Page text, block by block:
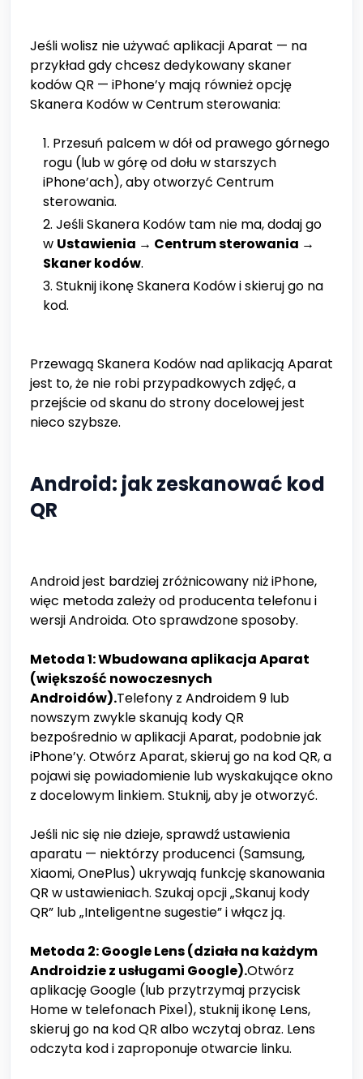
Jeśli wolisz nie używać aplikacji Aparat — na
przykład gdy chcesz dedykowany skaner
kodów QR — iPhone’y mają również opcję
Skanera Kodów w Centrum sterowania:
Przesuń palcem w dół od prawego górnego
rogu (lub w górę od dołu w starszych
iPhone’ach), aby otworzyć Centrum
sterowania.
Jeśli Skanera Kodów tam nie ma, dodaj go
w Ustawienia → Centrum sterowania →
Skaner kodów.
Stuknij ikonę Skanera Kodów i skieruj go na
kod.
Przewagą Skanera Kodów nad aplikacją Aparat
jest to, że nie robi przypadkowych zdjęć, a
przejście od skanu do strony docelowej jest
nieco szybsze.
Android: jak zeskanować kod
QR
Android jest bardziej zróżnicowany niż iPhone,
więc metoda zależy od producenta telefonu i
wersji Androida. Oto sprawdzone sposoby.
Metoda 1: Wbudowana aplikacja Aparat
(większość nowoczesnych
Androidów).Telefony z Androidem 9 lub
nowszym zwykle skanują kody QR
bezpośrednio w aplikacji Aparat, podobnie jak
iPhone’y. Otwórz Aparat, skieruj go na kod QR, a
pojawi się powiadomienie lub wyskakujące okno
z docelowym linkiem. Stuknij, aby je otworzyć.
Jeśli nic się nie dzieje, sprawdź ustawienia
aparatu — niektórzy producenci (Samsung,
Xiaomi, OnePlus) ukrywają funkcję skanowania
QR w ustawieniach. Szukaj opcji „Skanuj kody
QR” lub „Inteligentne sugestie” i włącz ją.
Metoda 2: Google Lens (działa na każdym
Androidzie z usługami Google).Otwórz
aplikację Google (lub przytrzymaj przycisk
Home w telefonach Pixel), stuknij ikonę Lens,
skieruj go na kod QR albo wczytaj obraz. Lens
odczyta kod i zaproponuje otwarcie linku.